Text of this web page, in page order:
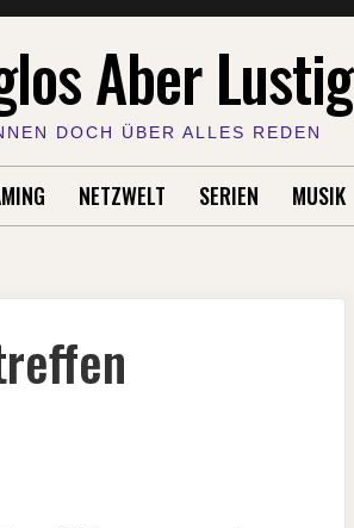
Aber Lustig
DOCH ÜBER ALLES REDEN
NETZWELT SERIEN MUSIK